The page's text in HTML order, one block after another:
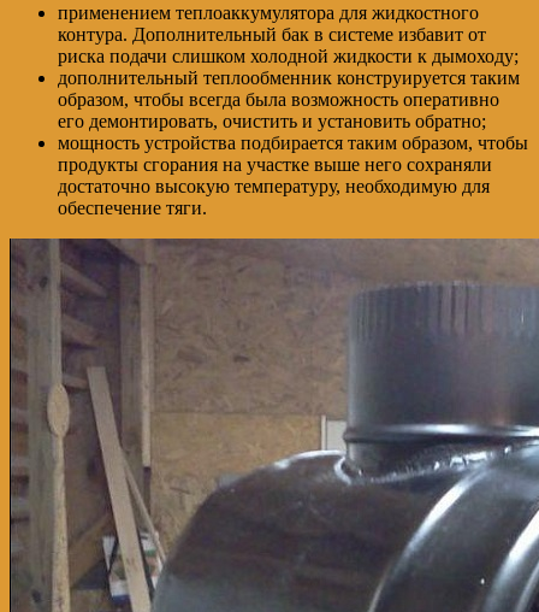
применением теплоаккумулятора для жидкостного
контура. Дополнительный бак в системе избавит от
риска подачи слишком холодной жидкости к дымоходу;
дополнительный теплообменник конструируется таким
образом, чтобы всегда была возможность оперативно
его демонтировать, очистить и установить обратно;
мощность устройства подбирается таким образом, чтобы
продукты сгорания на участке выше него сохраняли
достаточно высокую температуру, необходимую для
обеспечение тяги.